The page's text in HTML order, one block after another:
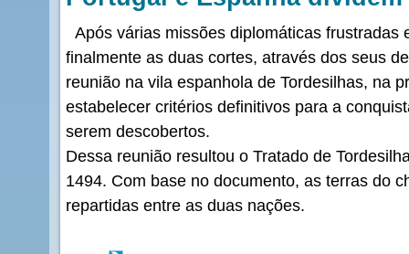
Após várias missões diplomáticas frustradas
finalmente as duas cortes, através dos seus
reunião na vila espanhola de Tordesilhas, na
estabelecer critérios definitivos para a
serem descobertos.
Dessa reunião resultou o Tratado de
1494. Com base no documento, as terras do
repartidas entre as duas nações.